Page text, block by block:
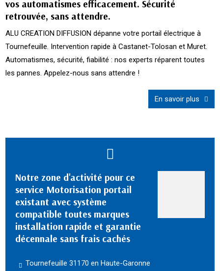
vos automatismes efficacement. Sécurité
retrouvée, sans attendre.
ALU CREATION DIFFUSION dépanne votre portail électrique à
Tournefeuille. Intervention rapide à Castanet-Tolosan et Muret.
Automatismes, sécurité, fiabilité : nos experts réparent toutes
les pannes. Appelez-nous sans attendre !
En savoir plus
Notre zone d'activité pour ce
service Motorisation portail
existant avec système
compatible toutes marques
installation rapide et garantie
décennale sans frais cachés
Tournefeuille 31170 en Haute-Garonne